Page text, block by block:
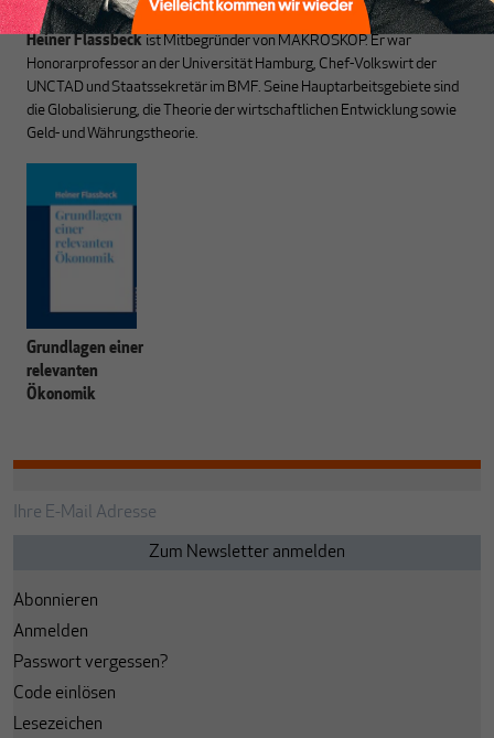
Heiner Flassbeck ist Mitbegründer von MAKROSKOP. Er war
Honorarprofessor an der Universität Hamburg, Chef-Volkswirt der
UNCTAD und Staatssekretär im BMF. Seine Hauptarbeitsgebiete sind
die Globalisierung, die Theorie der wirtschaftlichen Entwicklung sowie
Geld- und Währungstheorie.
Grundlagen einer
relevanten
Ökonomik
Abonnieren
Anmelden
Passwort vergessen?
Code einlösen
Lesezeichen